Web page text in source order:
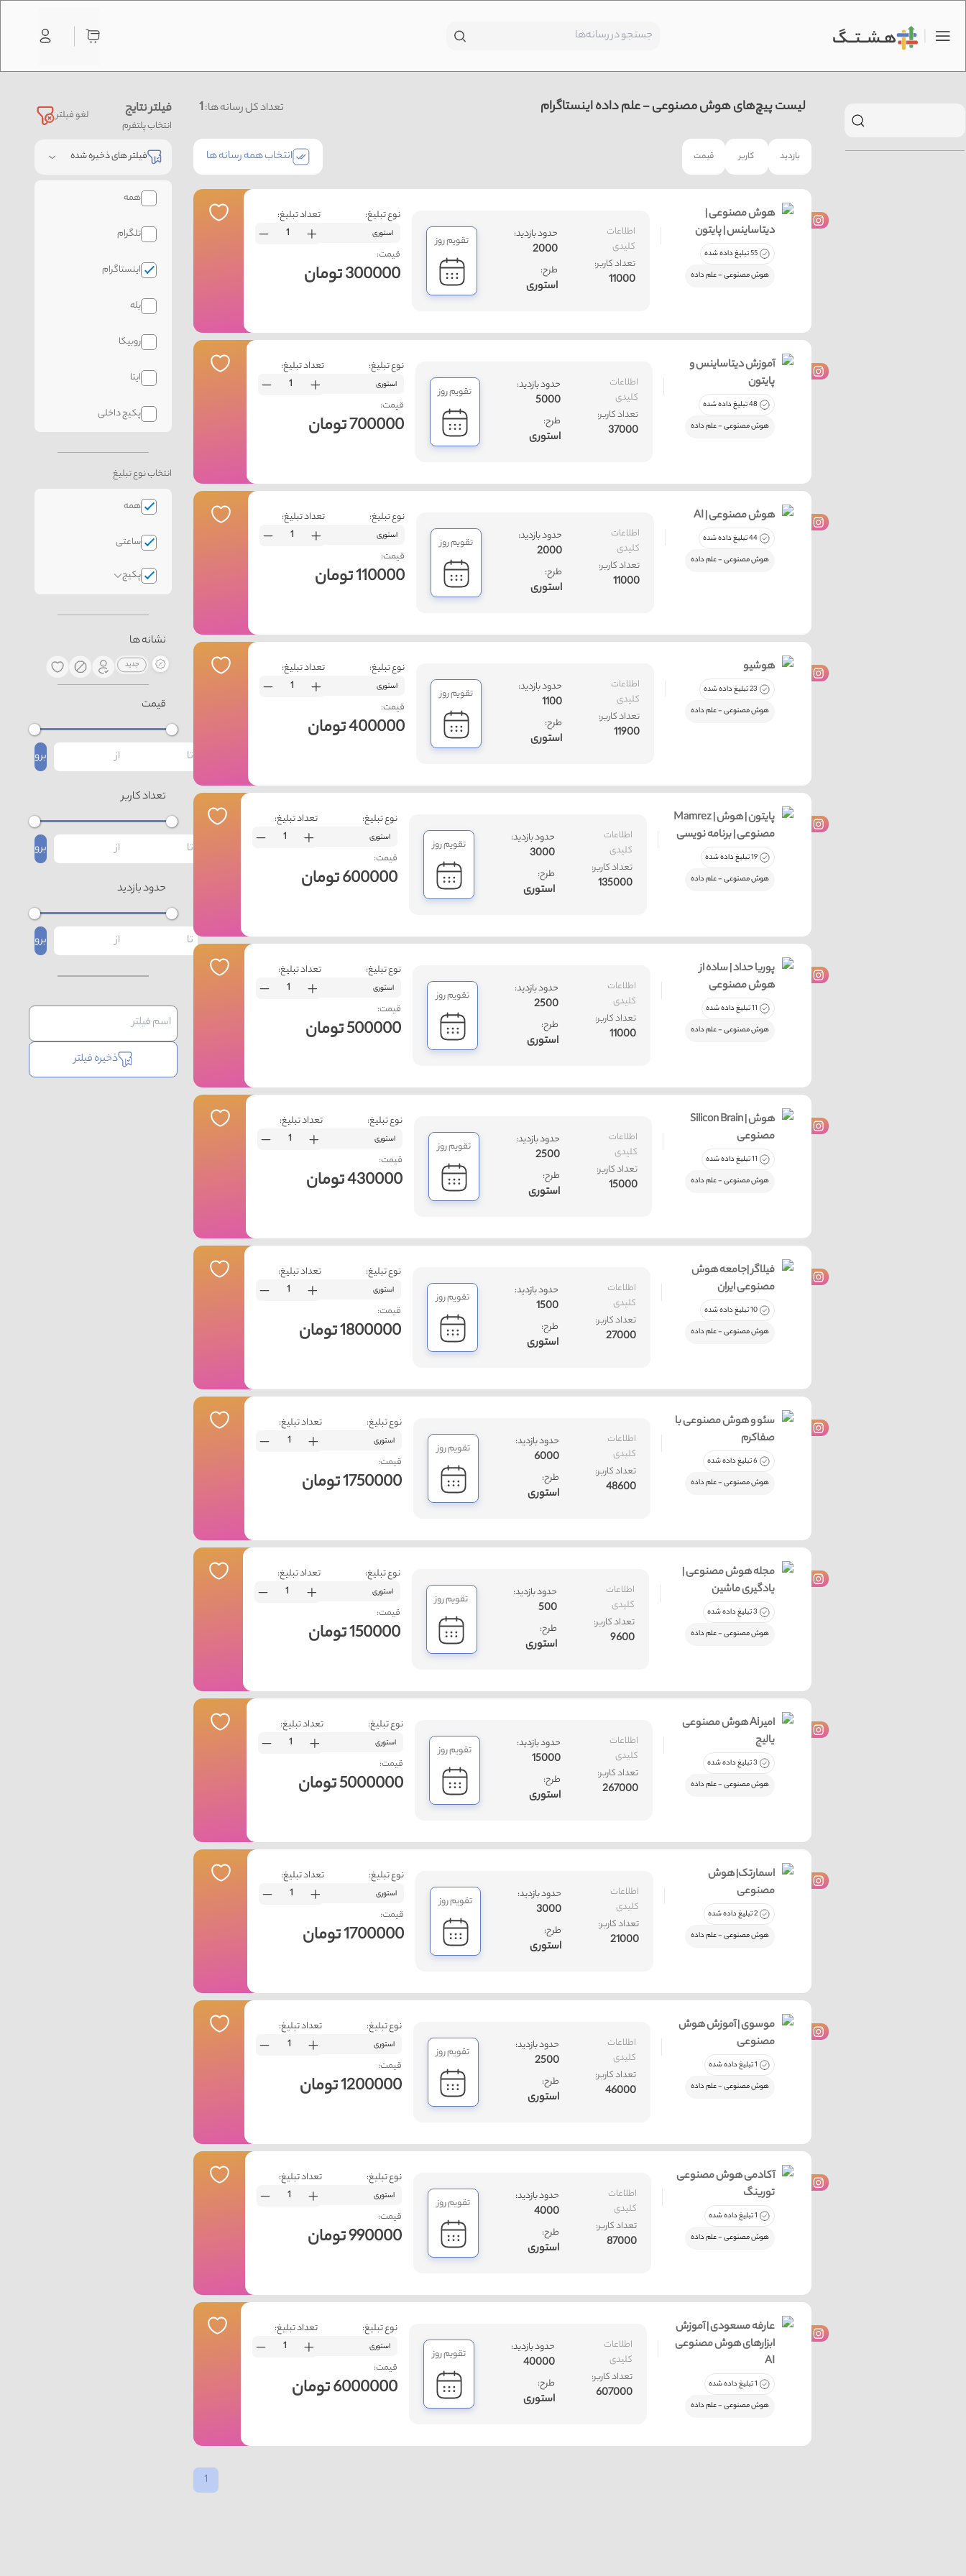
لغو فیلتر فیلتر نتایج
انتخاب پلتفرم
فیلتر های ذخیره شده
همه
تلگرام
اینستاگرام
بله
روبیکا
ایتا
پکیج داخلی
انتخاب نوع تبلیغ
همه
ساعتی
پکیج
نشانه ها
قیمت
برو
تعداد کاربر
برو
حدود بازدید
برو
ذخیره فیلتر
تعداد کل رسانه ها:1 لیست پیچ‌های هوش مصنوعی - علم داده اینستاگرام
انتخاب همه رسانه ها قیمت کاربر بازدید
نوع تبلیغ:
استوری
تعداد تبلیغ:
قیمت:
300000 تومان
اطلاعات
کلیدی
تعداد کاربر:
11000
حدود بازدید:
2000
طرح:
استوری
تقویم روز
هوش مصنوعی |
دیتاساینس | پایتون
55 تبلیغ داده شده
هوش مصنوعی - علم داده
نوع تبلیغ:
استوری
تعداد تبلیغ:
قیمت:
700000 تومان
اطلاعات
کلیدی
تعداد کاربر:
37000
حدود بازدید:
5000
طرح:
استوری
تقویم روز
آموزش دیتاساینس و
پایتون
48 تبلیغ داده شده
هوش مصنوعی - علم داده
نوع تبلیغ:
استوری
تعداد تبلیغ:
قیمت:
110000 تومان
اطلاعات
کلیدی
تعداد کاربر:
11000
حدود بازدید:
2000
طرح:
استوری
تقویم روز
AI | هوش مصنوعی
44 تبلیغ داده شده
هوش مصنوعی - علم داده
نوع تبلیغ:
استوری
تعداد تبلیغ:
قیمت:
400000 تومان
اطلاعات
کلیدی
تعداد کاربر:
11900
حدود بازدید:
1100
طرح:
استوری
تقویم روز
هوشیو
23 تبلیغ داده شده
هوش مصنوعی - علم داده
نوع تبلیغ:
استوری
تعداد تبلیغ:
قیمت:
600000 تومان
اطلاعات
کلیدی
تعداد کاربر:
135000
حدود بازدید:
3000
طرح:
استوری
تقویم روز
Mamrez | پایتون | هوش
مصنوعی | برنامه نویسی
19 تبلیغ داده شده
هوش مصنوعی - علم داده
نوع تبلیغ:
استوری
تعداد تبلیغ:
قیمت:
500000 تومان
اطلاعات
کلیدی
تعداد کاربر:
11000
حدود بازدید:
2500
طرح:
استوری
تقویم روز
پوریا حداد | ساده از
هوش مصنوعی
11 تبلیغ داده شده
هوش مصنوعی - علم داده
نوع تبلیغ:
استوری
تعداد تبلیغ:
قیمت:
430000 تومان
اطلاعات
کلیدی
تعداد کاربر:
15000
حدود بازدید:
2500
طرح:
استوری
تقویم روز
Silicon Brain | هوش
مصنوعی‌
11 تبلیغ داده شده
هوش مصنوعی - علم داده
نوع تبلیغ:
استوری
تعداد تبلیغ:
قیمت:
1800000 تومان
اطلاعات
کلیدی
تعداد کاربر:
27000
حدود بازدید:
1500
طرح:
استوری
تقویم روز
فیلاگر |جامعه هوش
مصنوعی ایران
10 تبلیغ داده شده
هوش مصنوعی - علم داده
نوع تبلیغ:
استوری
تعداد تبلیغ:
قیمت:
1750000 تومان
اطلاعات
کلیدی
تعداد کاربر:
48600
حدود بازدید:
6000
طرح:
استوری
تقویم روز
سئو و هوش مصنوعی با
صفاکرم
6 تبلیغ داده شده
هوش مصنوعی - علم داده
نوع تبلیغ:
استوری
تعداد تبلیغ:
قیمت:
150000 تومان
اطلاعات
کلیدی
تعداد کاربر:
9600
حدود بازدید:
500
طرح:
استوری
تقویم روز
مجله هوش مصنوعی |
یادگیری ماشین
3 تبلیغ داده شده
هوش مصنوعی - علم داده
نوع تبلیغ:
استوری
تعداد تبلیغ:
قیمت:
5000000 تومان
اطلاعات
کلیدی
تعداد کاربر:
267000
حدود بازدید:
15000
طرح:
استوری
تقویم روز
هوش مصنوعی Ai امیر
یالیج
3 تبلیغ داده شده
هوش مصنوعی - علم داده
نوع تبلیغ:
استوری
تعداد تبلیغ:
قیمت:
1700000 تومان
اطلاعات
کلیدی
تعداد کاربر:
21000
حدود بازدید:
3000
طرح:
استوری
تقویم روز
اسمارتک| هوش
مصنوعی
2 تبلیغ داده شده
هوش مصنوعی - علم داده
نوع تبلیغ:
استوری
تعداد تبلیغ:
قیمت:
1200000 تومان
اطلاعات
کلیدی
تعداد کاربر:
46000
حدود بازدید:
2500
طرح:
استوری
تقویم روز
موسوی | آموزش هوش
مصنوعی
1 تبلیغ داده شده
هوش مصنوعی - علم داده
نوع تبلیغ:
استوری
تعداد تبلیغ:
قیمت:
990000 تومان
اطلاعات
کلیدی
تعداد کاربر:
87000
حدود بازدید:
4000
طرح:
استوری
تقویم روز
آکادمی هوش مصنوعی
تورینگ
1 تبلیغ داده شده
هوش مصنوعی - علم داده
نوع تبلیغ:
استوری
تعداد تبلیغ:
قیمت:
6000000 تومان
اطلاعات
کلیدی
تعداد کاربر:
607000
حدود بازدید:
40000
طرح:
استوری
تقویم روز
عارفه مسعودی | آموزش
ابزارهای هوش مصنوعی
AI
1 تبلیغ داده شده
هوش مصنوعی - علم داده
1